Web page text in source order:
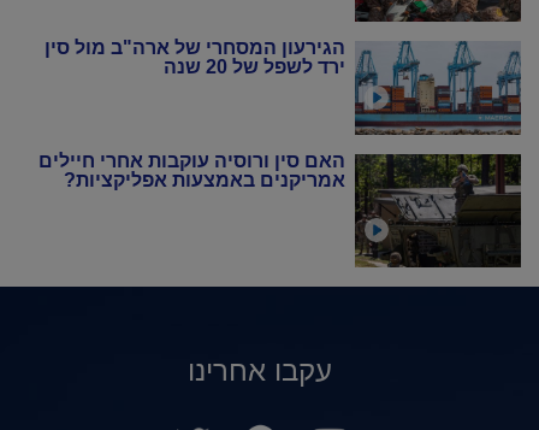
הגירעון המסחרי של ארה"ב מול סין
ירד לשפל של 20 שנה
האם סין ורוסיה עוקבות אחרי חיילים
אמריקנים באמצעות אפליקציות?
עקבו אחרינו